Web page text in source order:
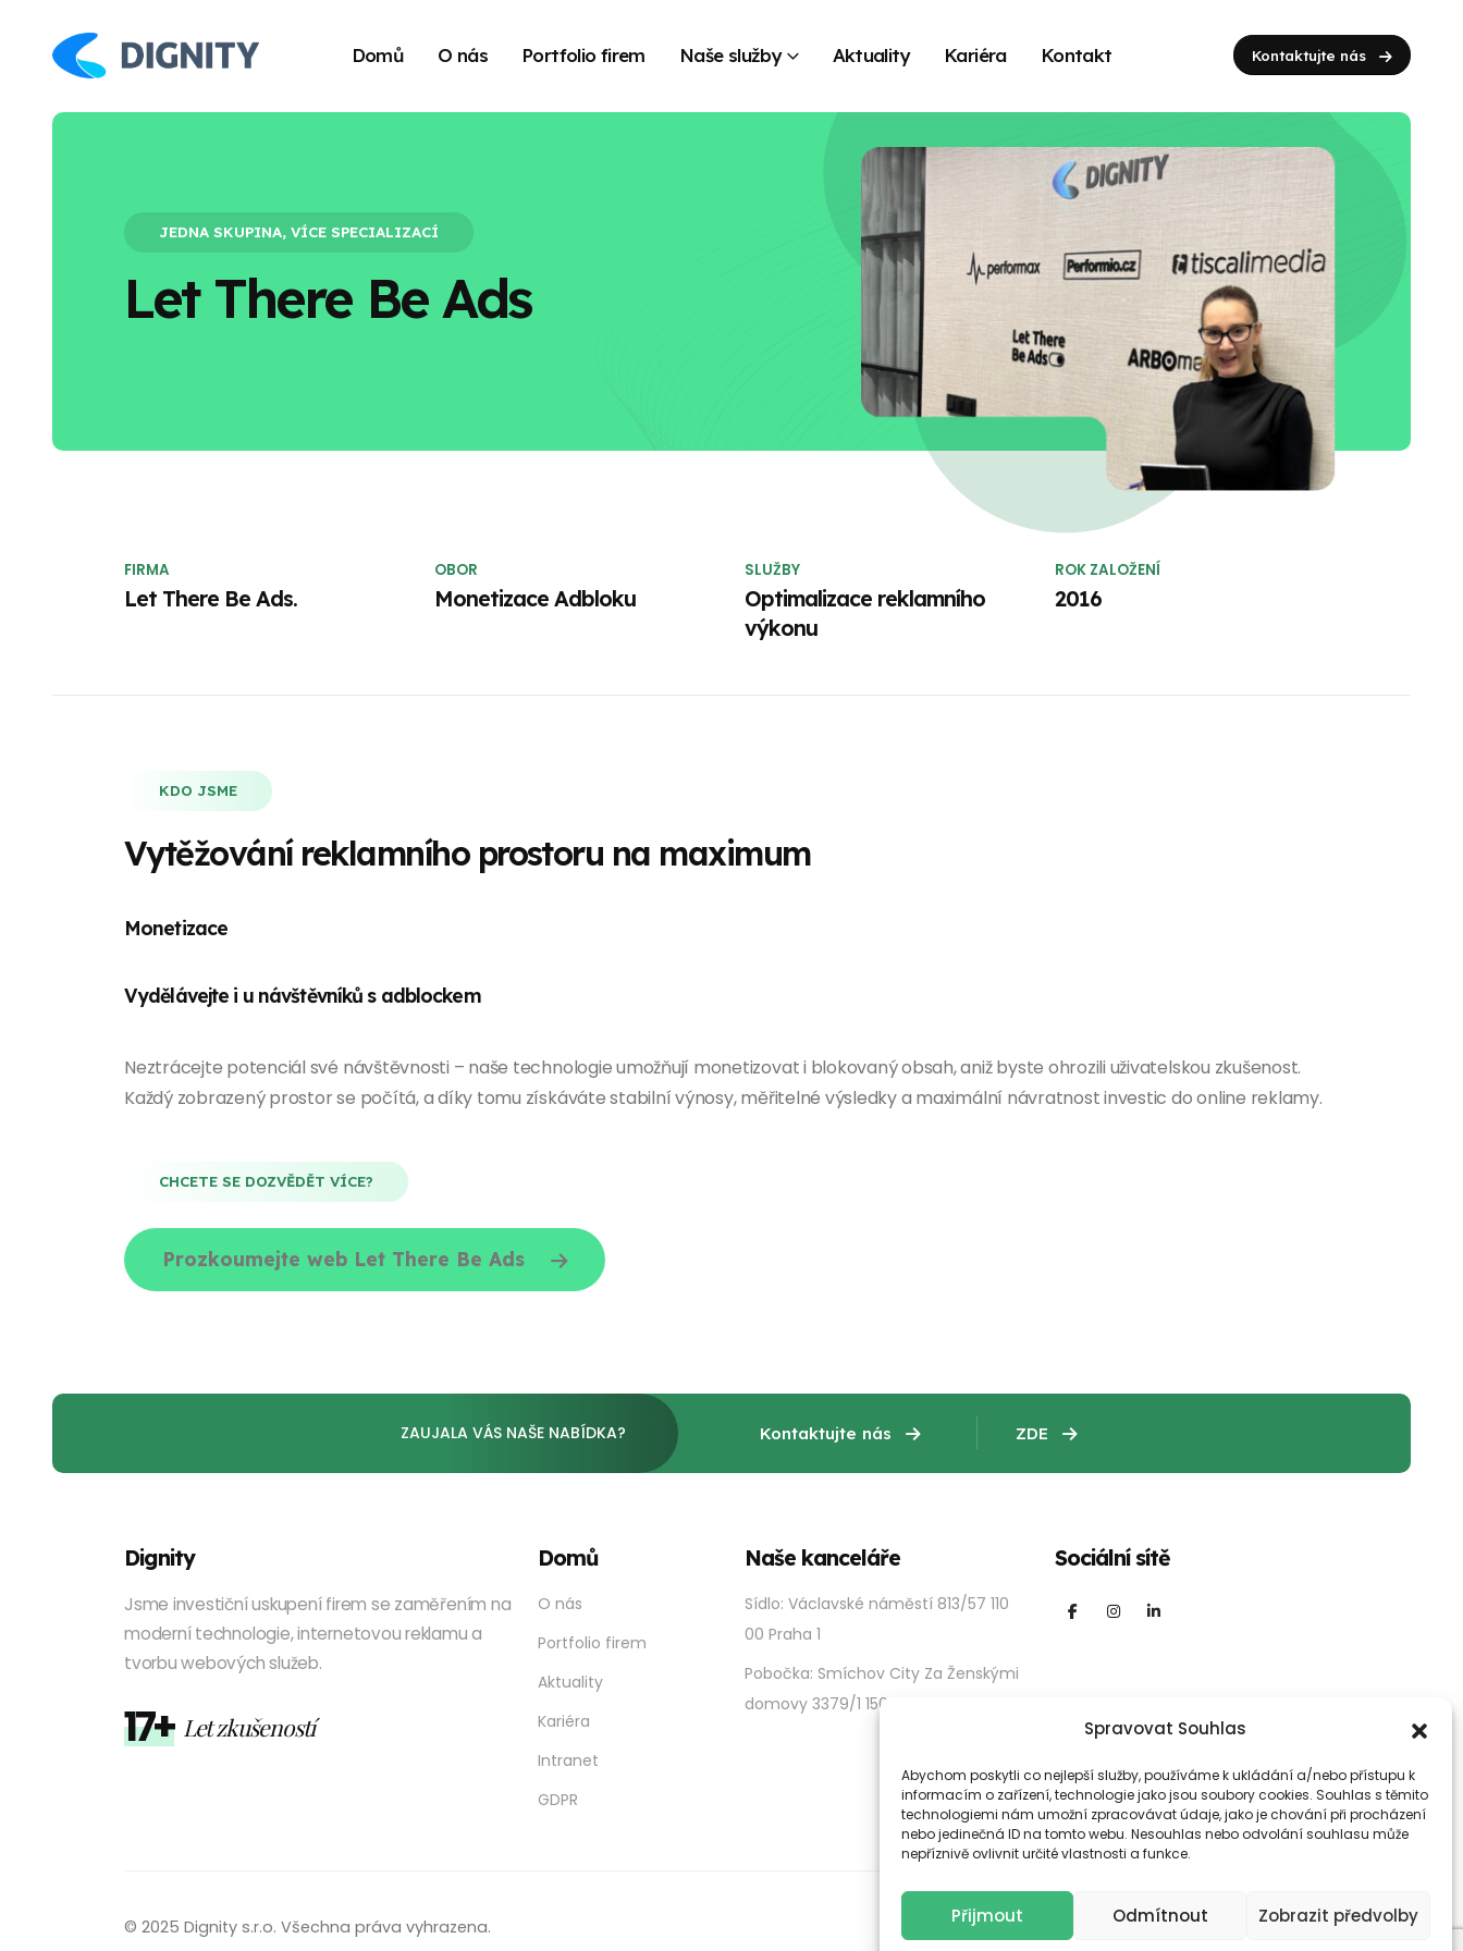
Spravovat Souhlas
Abychom poskytli co nejlepší služby, používáme k ukládání a/nebo přístupu k
informacím o zařízení, technologie jako jsou soubory cookies. Souhlas s těmito
technologiemi nám umožní zpracovávat údaje, jako je chování při procházení
nebo jedinečná ID na tomto webu. Nesouhlas nebo odvolání souhlasu může
nepříznivě ovlivnit určité vlastnosti a funkce.
Přijmout Odmítnout Zobrazit předvolby
Domů O nás Portfolio firem Naše služby Aktuality Kariéra Kontakt Kontaktujte nás
JEDNA SKUPINA, VÍCE SPECIALIZACÍ
Let There Be Ads
FIRMA
Let There Be Ads.
OBOR
Monetizace Adbloku
SLUŽBY
Optimalizace reklamního
výkonu
ROK ZALOŽENÍ
2016
KDO JSME
Vytěžování reklamního prostoru na maximum
Monetizace
Vydělávejte i u návštěvníků s adblockem
Neztrácejte potenciál své návštěvnosti – naše technologie umožňují monetizovat i blokovaný obsah, aniž byste ohrozili uživatelskou zkušenost.
Každý zobrazený prostor se počítá, a díky tomu získáváte stabilní výnosy, měřitelné výsledky a maximální návratnost investic do online reklamy.
CHCETE SE DOZVĚDĚT VÍCE?
Prozkoumejte web Let There Be Ads
ZAUJALA VÁS NAŠE NABÍDKA? Kontaktujte nás ZDE
Dignity
Jsme investiční uskupení firem se zaměřením na
moderní technologie, internetovou reklamu a
tvorbu webových služeb.
17+ Let zkušeností
Domů
O nás
Portfolio firem
Aktuality
Kariéra
Intranet
GDPR
Naše kanceláře
Sídlo: Václavské náměstí 813/57 110
00 Praha 1
Pobočka: Smíchov City Za Ženskými
domovy 3379/1 150 00 Praha 5
Sociální sítě
© 2025 Dignity s.r.o. Všechna práva vyhrazena.